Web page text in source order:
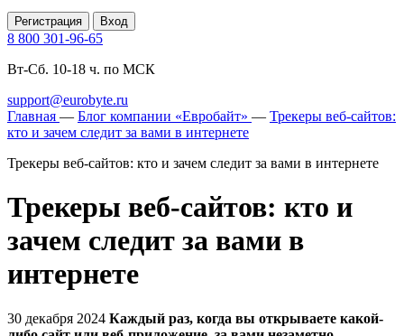
Регистрация Вход
8 800 301-96-65
Вт-Сб. 10-18 ч. по МСК
support@eurobyte.ru
Главная — Блог компании «Евробайт» — Трекеры веб-сайтов:
кто и зачем следит за вами в интернете
Трекеры веб-сайтов: кто и зачем следит за вами в интернете
Трекеры веб-сайтов: кто и
зачем следит за вами в
интернете
30 декабря 2024 Каждый раз, когда вы открываете какой-